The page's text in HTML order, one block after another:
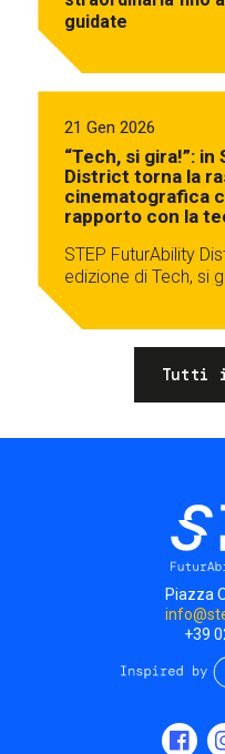
guidate
21 Gen 2026
“Tech, si gira!”:
District torna la
cinematografica
rapporto con la
STEP FuturAbility
edizione di Tech, si
Tutti i
Piazza
+39